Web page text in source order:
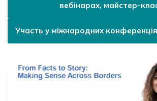
вебінарах, майстер-
Участь у міжнародних